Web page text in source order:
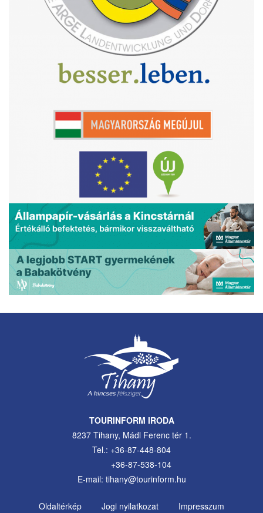
TOURINFORM IRODA
8237 Tihany, Mádl Ferenc tér 1.
Tel.: +36-87-448-804
+36-87-538-104
E-mail: tihany@tourinform.hu
Oldaltérkép Jogi nyilatkozat Impresszum